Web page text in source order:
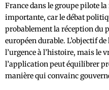
France dans le groupe pilote
importante, car le débat
probablement la réception du
européen durable. L’objectif
l’urgence à l’histoire, mais le
l’application peut équilibrer
manière qui convainc